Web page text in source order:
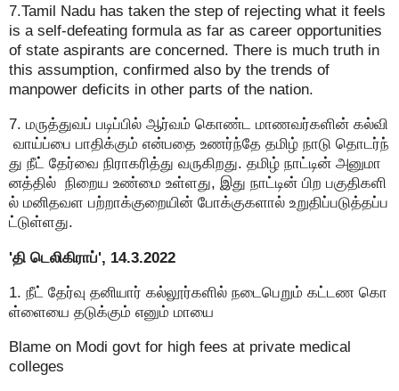
7.Tamil Nadu has taken the step of rejecting what it feels
is a self-defeating formula as far as career opportunities
of state aspirants are concerned. There is much truth in
this assumption, confirmed also by the trends of
manpower deficits in other parts of the nation.
7. மருத்துவப் படிப்பில் ஆர்வம் கொண்ட மாணவர்களின் கல்வி
வாய்ப்பை பாதிக்கும் என்பதை உணர்ந்தே தமிழ் நாடு தொடர்ந்
து நீட் தேர்வை நிராகரித்து வருகிறது. தமிழ் நாட்டின் அனுமா
னத்தில் நிறைய உண்மை உள்ளது, இது நாட்டின் பிற பகுதிகளி
ல் மனிதவள பற்றாக்குறையின் போக்குகளால் உறுதிப்படுத்தப்ப
ட்டுள்ளது.
'தி டெலிகிராப்', 14.3.2022
1. நீட் தேர்வு தனியார் கல்லூர்களில் நடைபெறும் கட்டண கொ
ள்ளையை தடுக்கும் எனும் மாயை
Blame on Modi govt for high fees at private medical
colleges